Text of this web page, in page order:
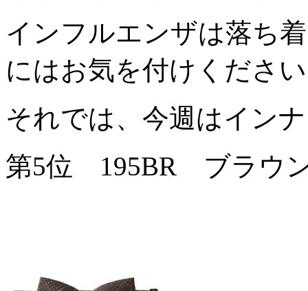
インフルエンザは落ち
にはお気を付けくださ
それでは、今週はイン
第5位 195BR ブラウ